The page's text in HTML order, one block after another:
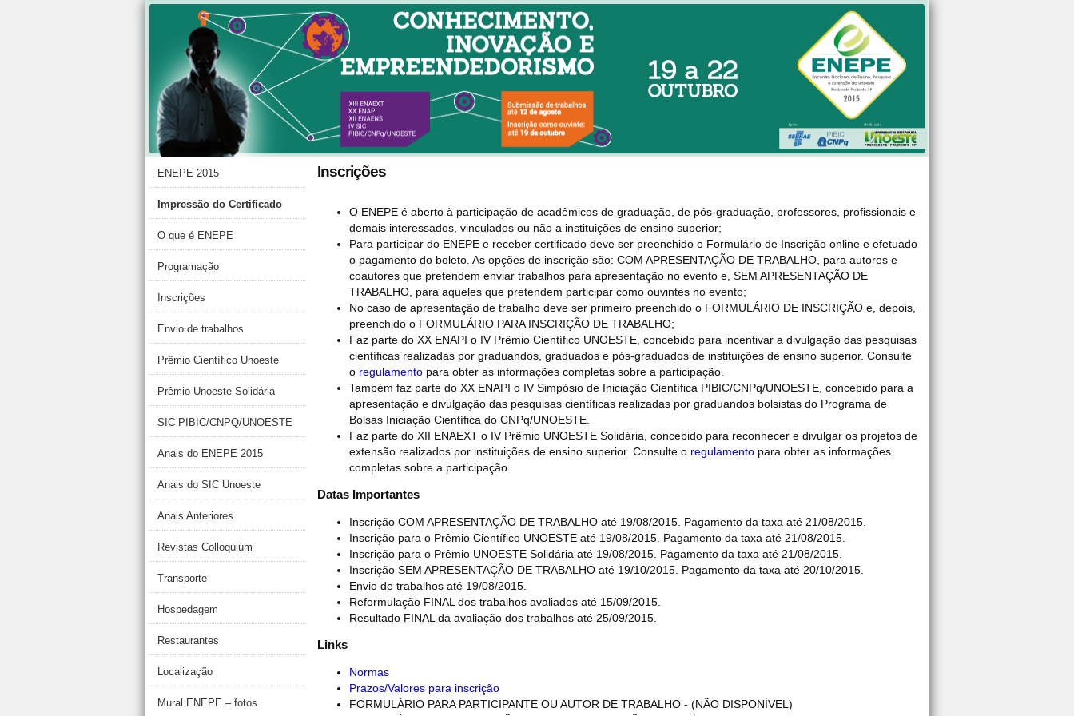
ENEPE 2015
Impressão do Certificado
O que é ENEPE
Programação
Inscrições
Envio de trabalhos
Prêmio Científico Unoeste
Prêmio Unoeste Solidária
SIC PIBIC/CNPQ/UNOESTE
Anais do ENEPE 2015
Anais do SIC Unoeste
Anais Anteriores
Revistas Colloquium
Transporte
Hospedagem
Restaurantes
Localização
Mural ENEPE – fotos
Inscrições
O ENEPE é aberto à participação de acadêmicos de graduação, de pós-graduação, professores, profissionais e
demais interessados, vinculados ou não a instituições de ensino superior;
Para participar do ENEPE e receber certificado deve ser preenchido o Formulário de Inscrição online e efetuado
o pagamento do boleto. As opções de inscrição são: COM APRESENTAÇÃO DE TRABALHO, para autores e
coautores que pretendem enviar trabalhos para apresentação no evento e, SEM APRESENTAÇÃO DE
TRABALHO, para aqueles que pretendem participar como ouvintes no evento;
No caso de apresentação de trabalho deve ser primeiro preenchido o FORMULÁRIO DE INSCRIÇÃO e, depois,
preenchido o FORMULÁRIO PARA INSCRIÇÃO DE TRABALHO;
Faz parte do XX ENAPI o IV Prêmio Científico UNOESTE, concebido para incentivar a divulgação das pesquisas
científicas realizadas por graduandos, graduados e pós-graduados de instituições de ensino superior. Consulte
o regulamento para obter as informações completas sobre a participação.
Também faz parte do XX ENAPI o IV Simpósio de Iniciação Científica PIBIC/CNPq/UNOESTE, concebido para a
apresentação e divulgação das pesquisas científicas realizadas por graduandos bolsistas do Programa de
Bolsas Iniciação Científica do CNPq/UNOESTE.
Faz parte do XII ENAEXT o IV Prêmio UNOESTE Solidária, concebido para reconhecer e divulgar os projetos de
extensão realizados por instituições de ensino superior. Consulte o regulamento para obter as informações
completas sobre a participação.
Datas Importantes
Inscrição COM APRESENTAÇÃO DE TRABALHO até 19/08/2015. Pagamento da taxa até 21/08/2015.
Inscrição para o Prêmio Científico UNOESTE até 19/08/2015. Pagamento da taxa até 21/08/2015.
Inscrição para o Prêmio UNOESTE Solidária até 19/08/2015. Pagamento da taxa até 21/08/2015.
Inscrição SEM APRESENTAÇÃO DE TRABALHO até 19/10/2015. Pagamento da taxa até 20/10/2015.
Envio de trabalhos até 19/08/2015.
Reformulação FINAL dos trabalhos avaliados até 15/09/2015.
Resultado FINAL da avaliação dos trabalhos até 25/09/2015.
Links
Normas
Prazos/Valores para inscrição
FORMULÁRIO PARA PARTICIPANTE OU AUTOR DE TRABALHO - (NÃO DISPONÍVEL)